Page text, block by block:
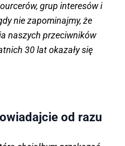
grup interesów i
nie zapominajmy, że
naszych przeciwników
30 lat okazały się
od razu